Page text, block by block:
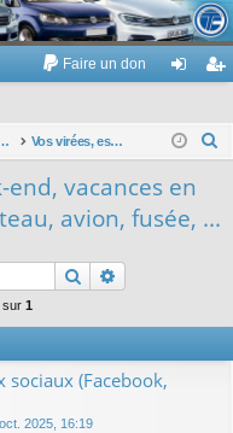
Touran
Faire un don
ne
on
nr
passion, hobby, détente, ... Vos virées, escapades, week-end, vacances en vélo, moto, voiture, train bateau, avion, fusée, ...
h
end, vacances en
avion, fusée, ...
Rechercher
sur 1
sociaux (Facebook,
2025, 16:19